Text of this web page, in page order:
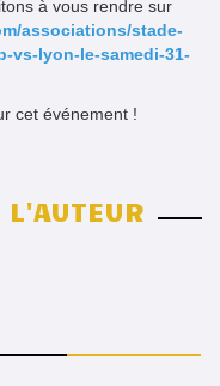
à vous rendre sur
associations/stade-
vs-lyon-le-samedi-31-
cet événement !
BASKET
- BESOIN DE